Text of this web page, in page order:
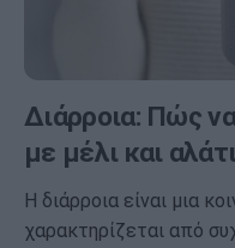
Διάρροια: Πώς
με μέλι και
Η διάρροια είναι μια
χαρακτηρίζεται από